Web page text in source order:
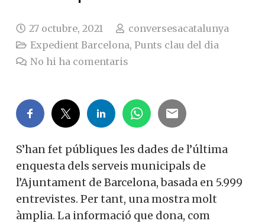
27 octubre, 2021
conversesacatalunya
Expedient Barcelona,Punts clau del dia
No hi ha comentaris
S’han fet públiques les dades de l’última
enquesta dels serveis municipals de
l’Ajuntament de Barcelona, basada en 5.999
entrevistes. Per tant, una mostra molt
àmplia. La informació que dona, com